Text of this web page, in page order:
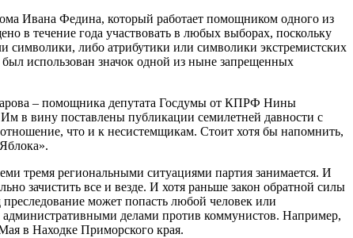
Ивана Федина, который работает помощником одного из
в течение года участвовать в любых выборах, поскольку
либо атрибутики или символики экстремистских
использован значок одной из ныне запрещенных
– помощника депутата Госдумы от КПРФ Нины
в вину поставлены публикации семилетней давности с
что и к несистемщикам. Стоит хотя бы напомнить,
тремя региональными ситуациями партия занимается. И
зачистить все и везде. И хотя раньше закон обратной силы
может попасть любой человек или
делами против коммунистов. Например,
в Находке Приморского края.